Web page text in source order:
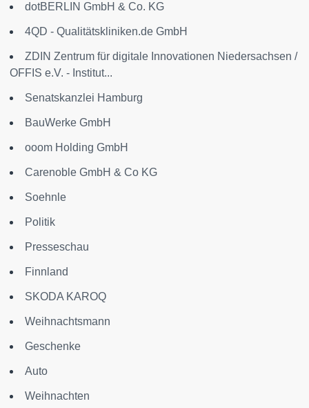
dotBERLIN GmbH & Co. KG
4QD - Qualitätskliniken.de GmbH
ZDIN Zentrum für digitale Innovationen Niedersachsen /
OFFIS e.V. - Institut...
Senatskanzlei Hamburg
BauWerke GmbH
ooom Holding GmbH
Carenoble GmbH & Co KG
Soehnle
Politik
Presseschau
Finnland
SKODA KAROQ
Weihnachtsmann
Geschenke
Auto
Weihnachten